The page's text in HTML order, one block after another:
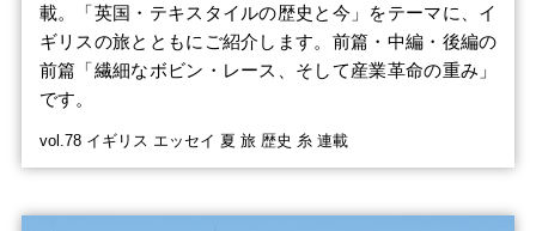
載。「英国・テキスタイルの歴史と今」をテーマに、イ
ギリスの旅とともにご紹介します。前篇・中編・後編の
前篇「繊細なボビン・レース、そして産業革命の重み」
です。
vol.78 イギリス エッセイ 夏 旅 歴史 糸 連載